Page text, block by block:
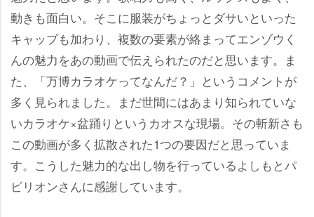
動きも面白い。そこに服装がちょっとダサいといった
キャップも加わり、複数の要素が絡まってエンゾウく
んの魅力をあの動画で伝えられたのだと思います。ま
た、「万博カラオケってなんだ？」というコメントが
多く見られました。まだ世間にはあまり知られていな
いカラオケ×盆踊りというカオスな現場。その斬新さも
この動画が多く拡散された1つの要因だと思っていま
す。こうした魅力的な出し物を行っているよしもとパ
ビリオンさんに感謝しています。